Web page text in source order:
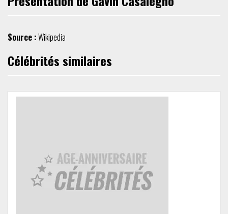
Source :Wikipedia
Célébrités similaires